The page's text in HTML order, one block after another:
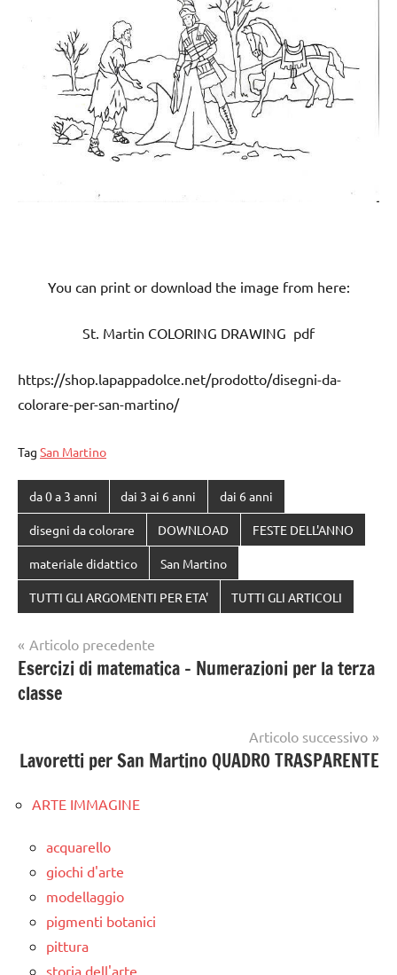
You can print or download the image from here:
St. Martin COLORING DRAWING pdf
https://shop.lapappadolce.net/prodotto/disegni-da-
colorare-per-san-martino/
Tag San Martino
da 0 a 3 anni dai 3 ai 6 anni dai 6 anni
disegni da colorare DOWNLOAD FESTE DELL'ANNO
materiale didattico San Martino
TUTTI GLI ARGOMENTI PER ETA' TUTTI GLI ARTICOLI
Navigazione
articoli
Articolo precedente
Esercizi di matematica – Numerazioni per la terza
classe
Articolo successivo
Lavoretti per San Martino QUADRO TRASPARENTE
ARTE IMMAGINE
acquarello
giochi d'arte
modellaggio
pigmenti botanici
pittura
storia dell'arte